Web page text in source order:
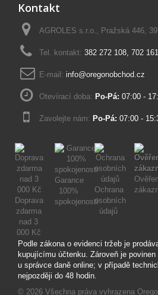
Podle zákona o evidenci tržeb je
kupujícímu účtenku. Zároveň je
u správce daně online; v případě
nejpozději do 48 hodin.
© 2026 Všechna práva vyhrazena
Kontakt
AGROLES s.r.o., Pražská 446,
Tel. kontakt: 382 272 108, 702
E-mail: info@oregonobchod.cz
Otevírací doba: Po-Pá: 07:00 -
Zavolejte nám: Po-Pá: 07:00 -
Doprava
zdarma
nad 3
000 Kč
Garance
100%
spokojenosti
Ochrana
osobních
údajů